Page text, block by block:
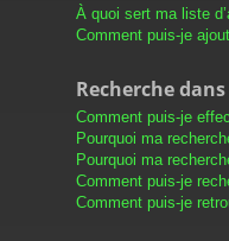
À quoi sert ma liste
Comment puis-je
Recherche
Comment puis-je
Pourquoi ma
Pourquoi ma
Comment puis-je
Comment puis-je